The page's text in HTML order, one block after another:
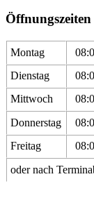
Montag
Dienstag
Mittwoch
Donnerstag
Freitag
oder nach